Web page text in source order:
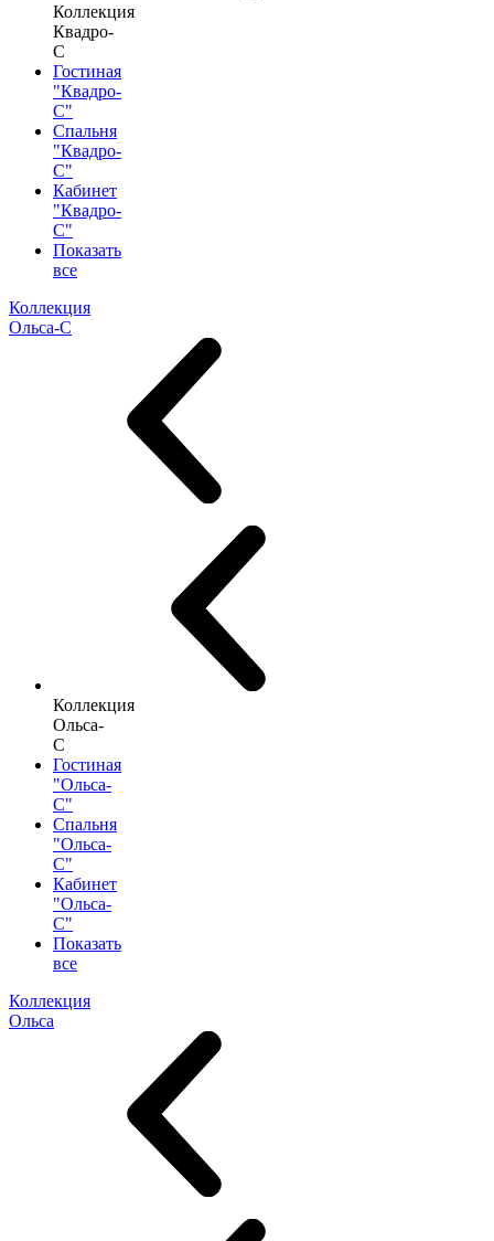
Коллекция
Квадро-
С
Гостиная
"Квадро-
С"
Спальня
"Квадро-
С"
Кабинет
"Квадро-
С"
Показать
все
Коллекция
Ольса-С
Коллекция
Ольса-
С
Гостиная
"Ольса-
С"
Спальня
"Ольса-
С"
Кабинет
"Ольса-
С"
Показать
все
Коллекция
Ольса